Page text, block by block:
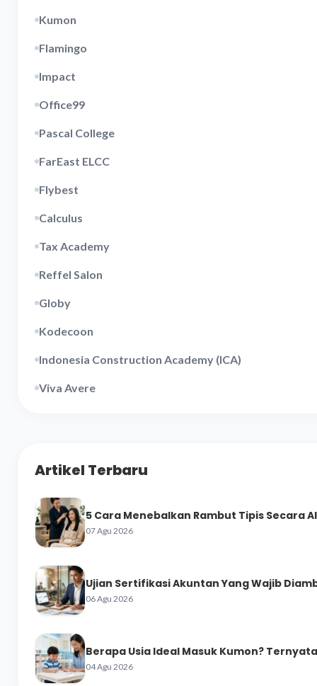
Kumon
Flamingo
Impact
Office99
Pascal College
FarEast ELCC
Flybest
Calculus
Tax Academy
Reffel Salon
Globy
Kodecoon
Indonesia Construction Academy (ICA)
Viva Avere
Artikel Terbaru
5 Cara Menebalkan Rambut Tipis Secara
07 Agu 2026
Ujian Sertifikasi Akuntan Yang Wajib
06 Agu 2026
Berapa Usia Ideal Masuk Kumon?
04 Agu 2026